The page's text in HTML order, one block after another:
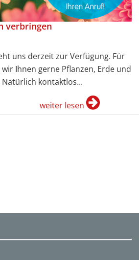
verbringen
uns derzeit zur Verfügung. Für
Ihnen gerne Pflanzen, Erde und
kontaktlos...
weiter lesen